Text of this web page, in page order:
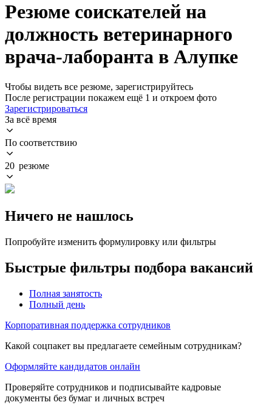
Резюме соискателей на
должность ветеринарного
врача-лаборанта в Алупке
Чтобы видеть все резюме, зарегистрируйтесь
После регистрации покажем ещё 1 и откроем фото
Зарегистрироваться
За всё время
По соответствию
20 резюме
Ничего не нашлось
Попробуйте изменить формулировку или фильтры
Быстрые фильтры подбора вакансий
Полная занятость
Полный день
Корпоративная поддержка сотрудников
Какой соцпакет вы предлагаете семейным сотрудникам?
Оформляйте кандидатов онлайн
Проверяйте сотрудников и подписывайте кадровые
документы без бумаг и личных встреч